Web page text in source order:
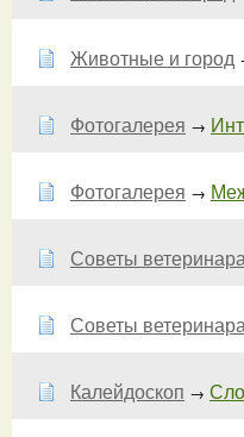
Животные и город
Фотогалерея →
Фотогалерея →
Советы
Советы
Калейдоскоп →